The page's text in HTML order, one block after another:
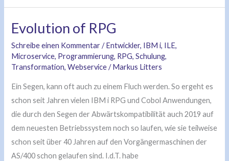
Evolution of RPG
Schreibe einen Kommentar /Entwickler, IBM i, ILE,
Microservice, Programmierung, RPG,Schulung,
Transformation,Webservice/Markus Litters
Ein Segen, kann oft auch zu einem Fluch werden. So ergeht es
schon seit Jahren vielen IBM i RPG und Cobol Anwendungen,
die durch den Segen der Abwärtskompatibilität auch 2019 auf
dem neuesten Betriebssystem noch so laufen, wie sie teilweise
schon seit über 40 Jahren auf den Vorgängermaschinen der
AS/400 schon gelaufen sind. I.d.T. habe
Evolution
RPG